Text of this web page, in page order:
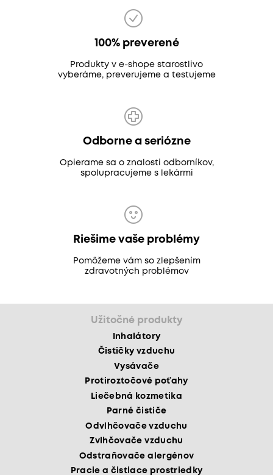
100% preverené
Produkty v e-shope starostlivo
vyberáme, preverujeme a testujeme
Odborne a seriózne
Opierame sa o znalosti odborníkov,
spolupracujeme s lekármi
Riešime vaše problémy
Pomôžeme vám so zlepšením
zdravotných problémov
Užitočné produkty
Inhalátory
Čističky vzduchu
Vysávače
Protiroztočové poťahy
Liečebná kozmetika
Parné čističe
Odvlhčovače vzduchu
Zvlhčovače vzduchu
Odstraňovače alergénov
Pracie a čistiace prostriedky